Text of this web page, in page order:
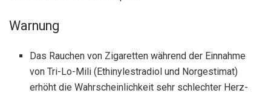
Warnung
Das Rauchen von Zigaretten während der Einnahme
von Tri-Lo-Mili (Ethinylestradiol und Norgestimat)
erhöht die Wahrscheinlichkeit sehr schlechter Herz-